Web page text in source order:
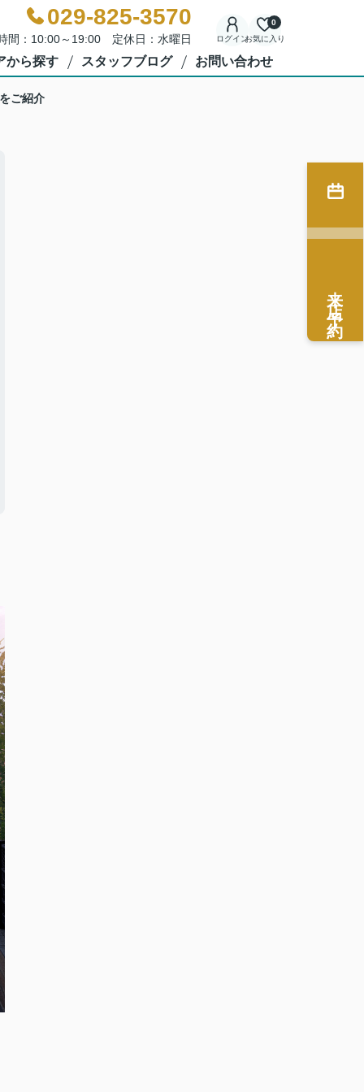
029-825-3570
間：10:00～19:00 定休日：水曜日 ログインお気に入り
0
から探す スタッフブログ お問い合わせ
ご紹介
来店予約